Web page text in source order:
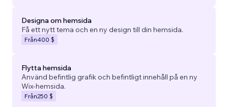
Designa om hemsida
Få ett nytt tema och en ny design till din hemsida.
Från400 $
Flytta hemsida
Använd befintlig grafik och befintligt innehåll på en ny
Wix-hemsida.
Från250 $